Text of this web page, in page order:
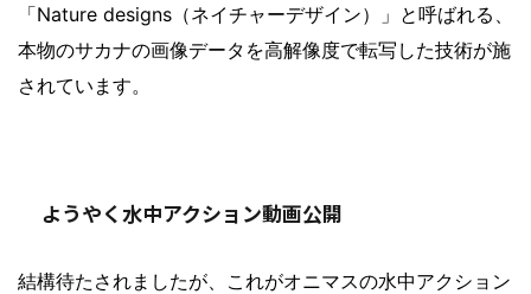
「Nature designs（ネイチャーデザイン）」と呼ばれる、
本物のサカナの画像データを高解像度で転写した技術が施
されています。
ようやく水中アクション動画公開
結構待たされましたが、これがオニマスの水中アクション